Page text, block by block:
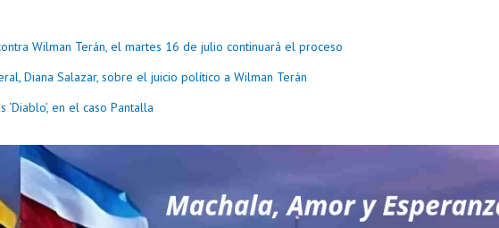
Wilman Terán, el martes 16 de julio continuará el proceso
Diana Salazar, sobre el juicio político a Wilman Terán
en el caso Pantalla